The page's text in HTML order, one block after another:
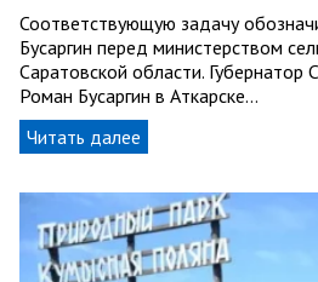
Соответствующую задачу
Бусаргин перед министерством
Саратовской области. Губернатор
Роман Бусаргин в Аткарске…
Читать далее